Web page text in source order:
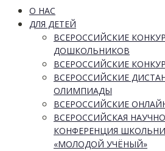
О НАС
ДЛЯ ДЕТЕЙ
ВСЕРОССИЙСКИЕ
ДОШКОЛЬНИКОВ
ВСЕРОССИЙСКИЕ
ВСЕРОССИЙСКИЕ
ОЛИМПИАДЫ
ВСЕРОССИЙСКИЕ
ВСЕРОССИЙСКАЯ
КОНФЕРЕНЦИЯ
«МОЛОДОЙ УЧЁНЫЙ»